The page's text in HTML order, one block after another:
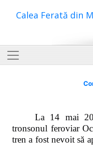
Calea Ferată din
La 14 mai
tronsonul feroviar
tren a fost nevoit să